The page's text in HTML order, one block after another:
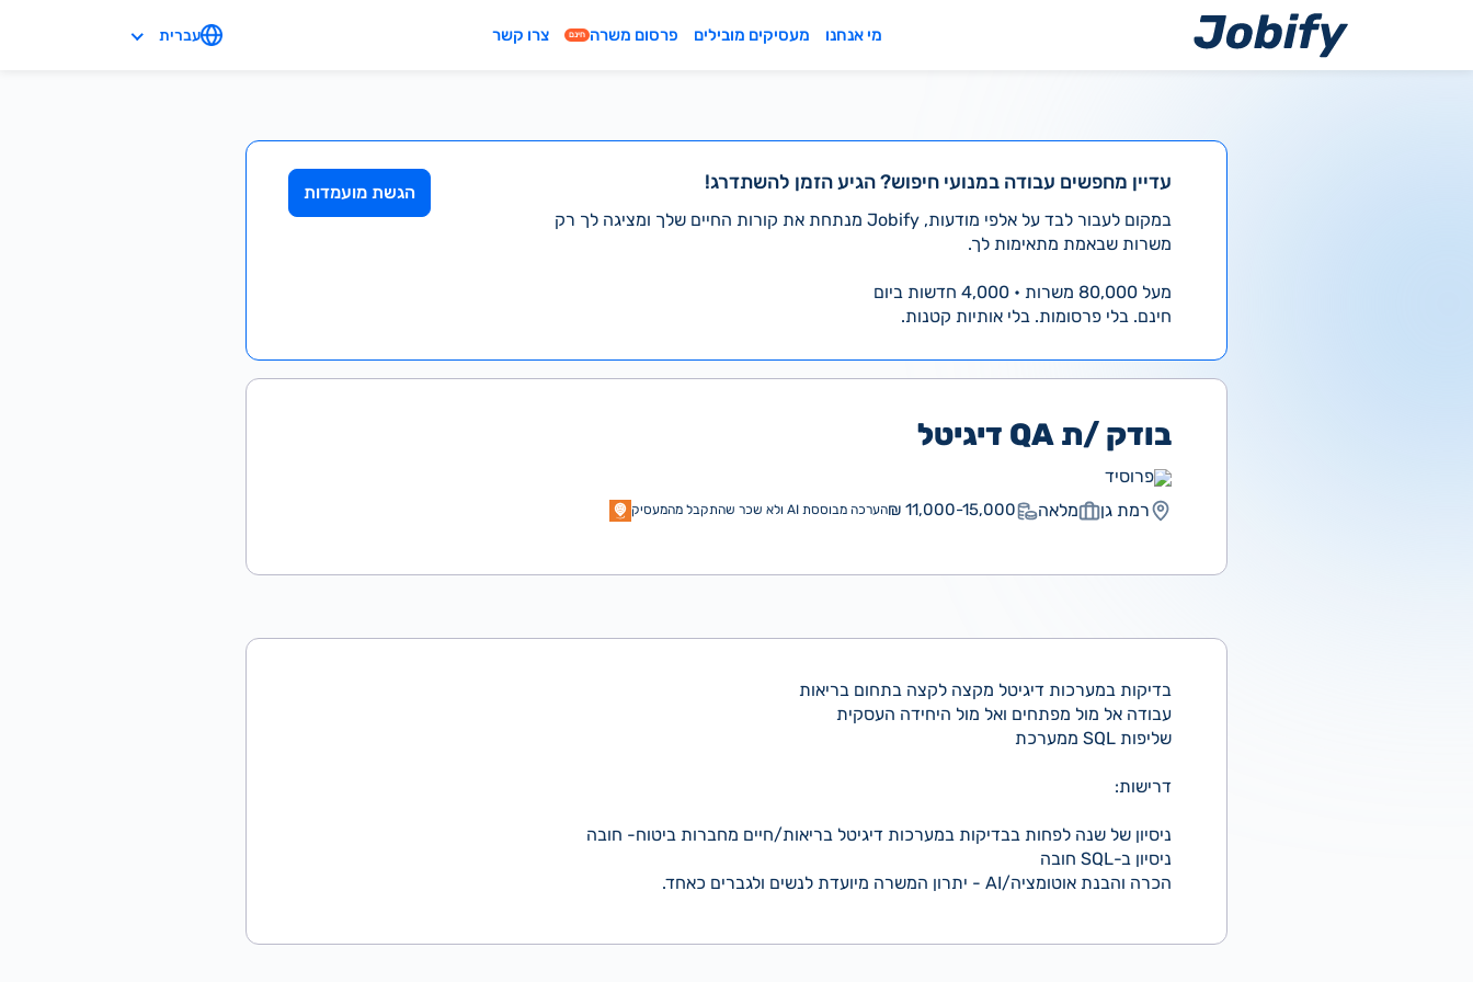
מי אנחנו מעסיקים מובילים פרסום משרה חינם צרו קשר עברית
עדיין מחפשים עבודה במנועי חיפוש? הגיע הזמן להשתדרג!
במקום לעבור לבד על אלפי מודעות, Jobify מנתחת את קורות החיים שלך ומציגה לך רק
משרות שבאמת מתאימות לך.
מעל 80,000 משרות • 4,000 חדשות ביום
חינם. בלי פרסומות. בלי אותיות קטנות.
הגשת מועמדות
בודק /ת QA דיגיטל
פרוסיד
רמת גן
מלאה 11,000-15,000 ₪ הערכה מבוססת AI ולא שכר שהתקבל מהמעסיק
בדיקות במערכות דיגיטל מקצה לקצה בתחום בריאות
עבודה אל מול מפתחים ואל מול היחידה העסקית
שליפות SQL ממערכת
דרישות:
ניסיון של שנה לפחות בבדיקות במערכות דיגיטל בריאות/חיים מחברות ביטוח- חובה
ניסיון ב-SQL חובה
הכרה והבנת אוטומציה/AI - יתרון המשרה מיועדת לנשים ולגברים כאחד.